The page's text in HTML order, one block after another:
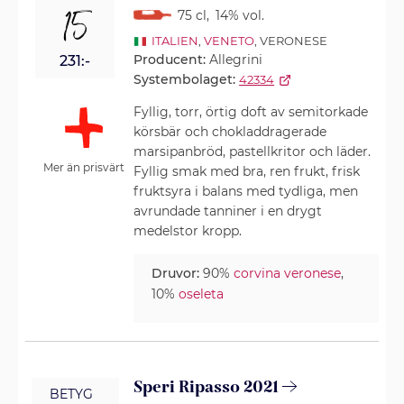
15
231:-
Mer än prisvärt
75 cl, 14% vol.
ITALIEN VENETO, VERONESE
Producent:Allegrini
Systembolaget: 42334
Fyllig, torr, örtig doft av semitorkade
körsbär och chokladdragerade
marsipanbröd, pastellkritor och läder.
Fyllig smak med bra, ren frukt, frisk
fruktsyra i balans med tydliga, men
avrundade tanniner i en drygt
medelstor kropp.
Druvor: 90%corvina veronese,
10%oseleta
BETYG Speri Ripasso 2021